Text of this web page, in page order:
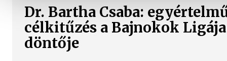
Dr. Bartha Csaba:
célkitűzés a Bajnokok
döntője